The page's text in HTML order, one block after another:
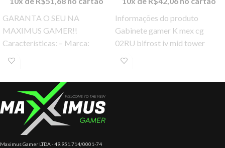
GARANTA O SEU NA
MAXIMUS GAMER!!
Características: – Marca:
Cougar – Modelo: 10024-7
Case ITX – Placa-mãe
Informações do produto
Gabinete gamer K mex cg
02RU bifrost iv mid tower
preto CG02RURH002CB0X
Expansão:
Maximus Gamer LTDA - 49.951.714/0001-74